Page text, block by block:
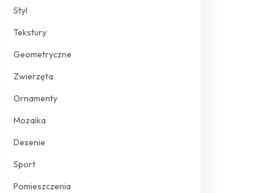
Styl
Tekstury
Geometryczne
Zwierzęta
Ornamenty
Mozaika
Desenie
Sport
Pomieszczenia